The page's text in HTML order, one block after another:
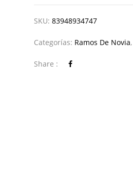
SKU:83948934747
Categorías: Ramos De Novia,
Share :